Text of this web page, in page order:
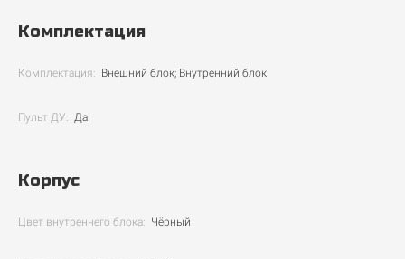
Комплектация
Комплектация: Внешний блок; Внутренний блок
Пульт ДУ: Да
Корпус
Цвет внутреннего блока: Чёрный